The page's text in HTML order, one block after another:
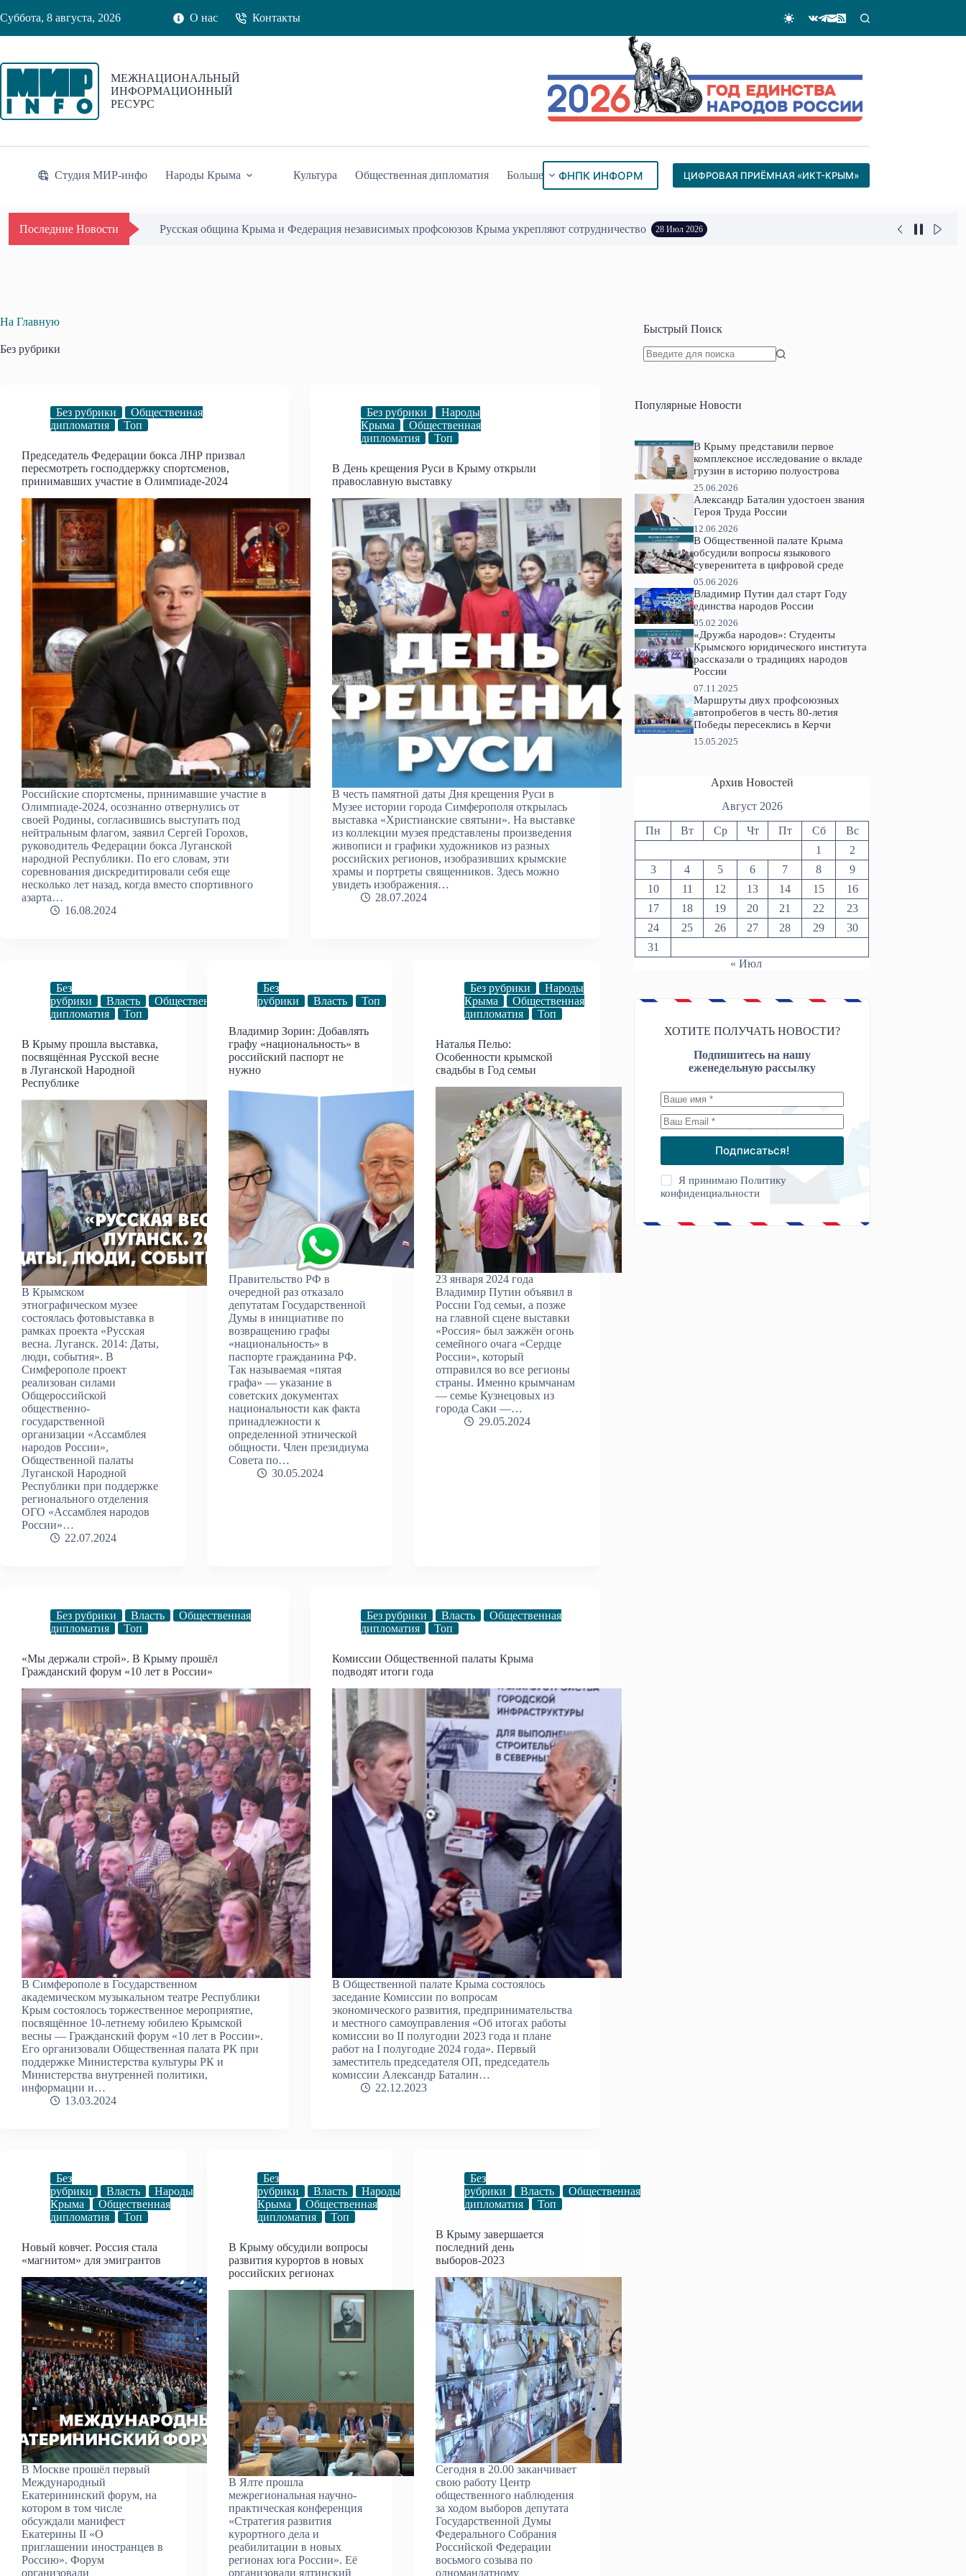
к
Суббота, 8 августа, 2026 О нас Контакты
МЕЖНАЦИОНАЛЬНЫЙ
ИНФОРМАЦИОННЫЙ
РЕСУРС
Студия МИР-инфо Народы Крыма Культура Общественная дипломатия Больше ФНПК ИНФОРМ ЦИФРОВАЯ ПРИЁМНАЯ «ИКТ-КРЫМ»
Последние Новости Одиссей Пипия удостоен Почётного знака «За гражданское служение» 17 Июл 2026
На Главную
Без рубрики
Без рубрики
Общественная
дипломатия
Топ
Председатель Федерации бокса ЛНР призвал
пересмотреть господдержку спортсменов,
принимавших участие в Олимпиаде-2024
Российские спортсмены, принимавшие участие в
Олимпиаде-2024, осознанно отвернулись от
своей Родины, согласившись выступать под
нейтральным флагом, заявил Сергей Горохов,
руководитель Федерации бокса Луганской
народной Республики. По его словам, эти
соревнования дискредитировали себя еще
несколько лет назад, когда вместо спортивного
азарта…
16.08.2024
Без рубрики
Народы
Крыма
Общественная
дипломатия
Топ
В День крещения Руси в Крыму открыли
православную выставку
В честь памятной даты Дня крещения Руси в
Музее истории города Симферополя открылась
выставка «Христианские святыни». На выставке
из коллекции музея представлены произведения
живописи и графики художников из разных
российских регионов, изобразивших крымские
храмы и портреты священников. Здесь можно
увидеть изображения…
28.07.2024
Без
рубрики
Власть
Общественная
дипломатия
Топ
В Крыму прошла выставка,
посвящённая Русской весне
в Луганской Народной
Республике
В Крымском
этнографическом музее
состоялась фотовыставка в
рамках проекта «Русская
весна. Луганск. 2014: Даты,
люди, события». В
Симферополе проект
реализован силами
Общероссийской
общественно-
государственной
организации «Ассамблея
народов России»,
Общественной палаты
Луганской Народной
Республики при поддержке
регионального отделения
ОГО «Ассамблея народов
России»…
22.07.2024
Без
рубрики
Власть Топ
Владимир Зорин: Добавлять
графу «национальность» в
российский паспорт не
нужно
Правительство РФ в
очередной раз отказало
депутатам Государственной
Думы в инициативе по
возвращению графы
«национальность» в
паспорте гражданина РФ.
Так называемая «пятая
графа» — указание в
советских документах
национальности как факта
принадлежности к
определенной этнической
общности. Член президиума
Совета по…
30.05.2024
Без рубрики
Народы
Крыма
Общественная
дипломатия
Топ
Наталья Пельо:
Особенности крымской
свадьбы в Год семьи
23 января 2024 года
Владимир Путин объявил в
России Год семьи, а позже
на главной сцене выставки
«Россия» был зажжён огонь
семейного очага «Сердце
России», который
отправился во все регионы
страны. Именно крымчанам
— семье Кузнецовых из
города Саки —…
29.05.2024
Без рубрики Власть
Общественная
дипломатия
Топ
«Мы держали строй». В Крыму прошёл
Гражданский форум «10 лет в России»
В Симферополе в Государственном
академическом музыкальном театре Республики
Крым состоялось торжественное мероприятие,
посвящённое 10-летнему юбилею Крымской
весны — Гражданский форум «10 лет в России».
Его организовали Общественная палата РК при
поддержке Министерства культуры РК и
Министерства внутренней политики,
информации и…
13.03.2024
Без рубрики Власть
Общественная
дипломатия
Топ
Комиссии Общественной палаты Крыма
подводят итоги года
В Общественной палате Крыма состоялось
заседание Комиссии по вопросам
экономического развития, предпринимательства
и местного самоуправления «Об итогах работы
комиссии во II полугодии 2023 года и плане
работ на I полугодие 2024 года». Первый
заместитель председателя ОП, председатель
комиссии Александр Баталин…
22.12.2023
Без
рубрики
Власть
Народы
Крыма
Общественная
дипломатия
Топ
Новый ковчег. Россия стала
«магнитом» для эмигрантов
В Москве прошёл первый
Международный
Екатерининский форум, на
котором в том числе
обсуждали манифест
Екатерины II «О
приглашении иностранцев в
Россию». Форум
организовали
Без
рубрики
Власть
Народы
Крыма
Общественная
дипломатия
Топ
В Крыму обсудили вопросы
развития курортов в новых
российских регионах
В Ялте прошла
межрегиональная научно-
практическая конференция
«Стратегия развития
курортного дела и
реабилитации в новых
регионах юга России». Её
организовали ялтинский
Без
рубрики
Власть
Общественная
дипломатия
Топ
В Крыму завершается
последний день
выборов-2023
Сегодня в 20.00 заканчивает
свою работу Центр
общественного наблюдения
за ходом выборов депутата
Государственной Думы
Федерального Собрания
Российской Федерации
восьмого созыва по
одномандатному
Быстрый Поиск
Популярные Новости
В Крыму представили первое
комплексное исследование о вкладе
грузин в историю полуострова
25.06.2026
Александр Баталин удостоен звания
Героя Труда России
12.06.2026
В Общественной палате Крыма
обсудили вопросы языкового
суверенитета в цифровой среде
05.06.2026
Владимир Путин дал старт Году
единства народов России
05.02.2026
«Дружба народов»: Студенты
Крымского юридического института
рассказали о традициях народов
России
07.11.2025
Маршруты двух профсоюзных
автопробегов в честь 80-летия
Победы пересеклись в Керчи
15.05.2025
Архив Новостей
Август 2026
Пн Вт Ср Чт Пт Сб
Вс
1
2
3
4 5 6 7 8
9
10
11 12 13 14 15
16
17
18 19 20 21 22
23
24
25 26 27 28 29
30
31
« Июл
ХОТИТЕ ПОЛУЧАТЬ НОВОСТИ?
Подпишитесь на нашу
еженедельную рассылку
Подписаться!
Я принимаюПолитику
конфиденциальности